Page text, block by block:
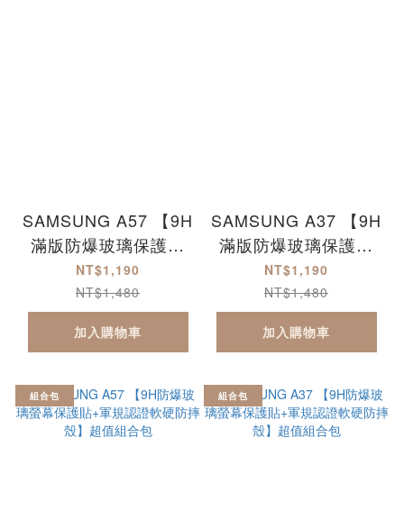
SAMSUNG A57 【9H
滿版防爆玻璃保護貼
+軍規認證軟硬防摔
殼】超值組合包
NT$1,190
NT$1,480
加入購物車
SAMSUNG A37 【9H
滿版防爆玻璃保護貼
+軍規認證軟硬防摔
殼】超值組合包
NT$1,190
NT$1,480
加入購物車
組合包 組合包